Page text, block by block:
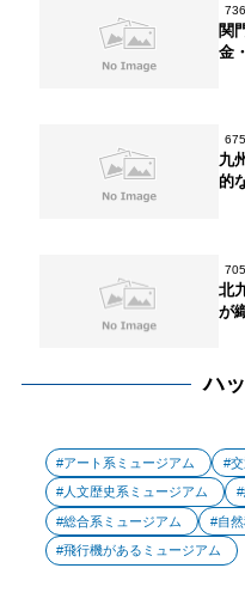
関
金
九
的
北
が
ハ
アート系ミュージアム
人文歴史系ミュージアム
総合系ミュージアム 自
飛行機があるミュージアム